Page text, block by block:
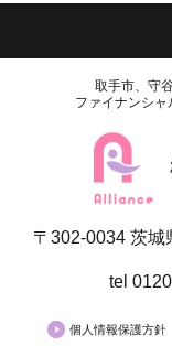
取手市、守
ファイナンシ
〒302-0034 茨城
tel
個人情報保護方針